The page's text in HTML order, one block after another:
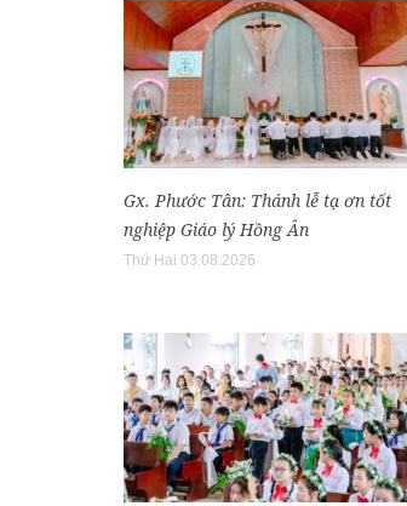
Gx. Phước Tân: Thánh lễ tạ ơn tốt
nghiệp Giáo lý Hồng Ân
Thứ Hai 03.08.2026